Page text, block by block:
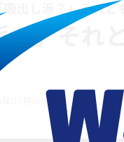
吸出し派？」それ
？」そ
07月06日